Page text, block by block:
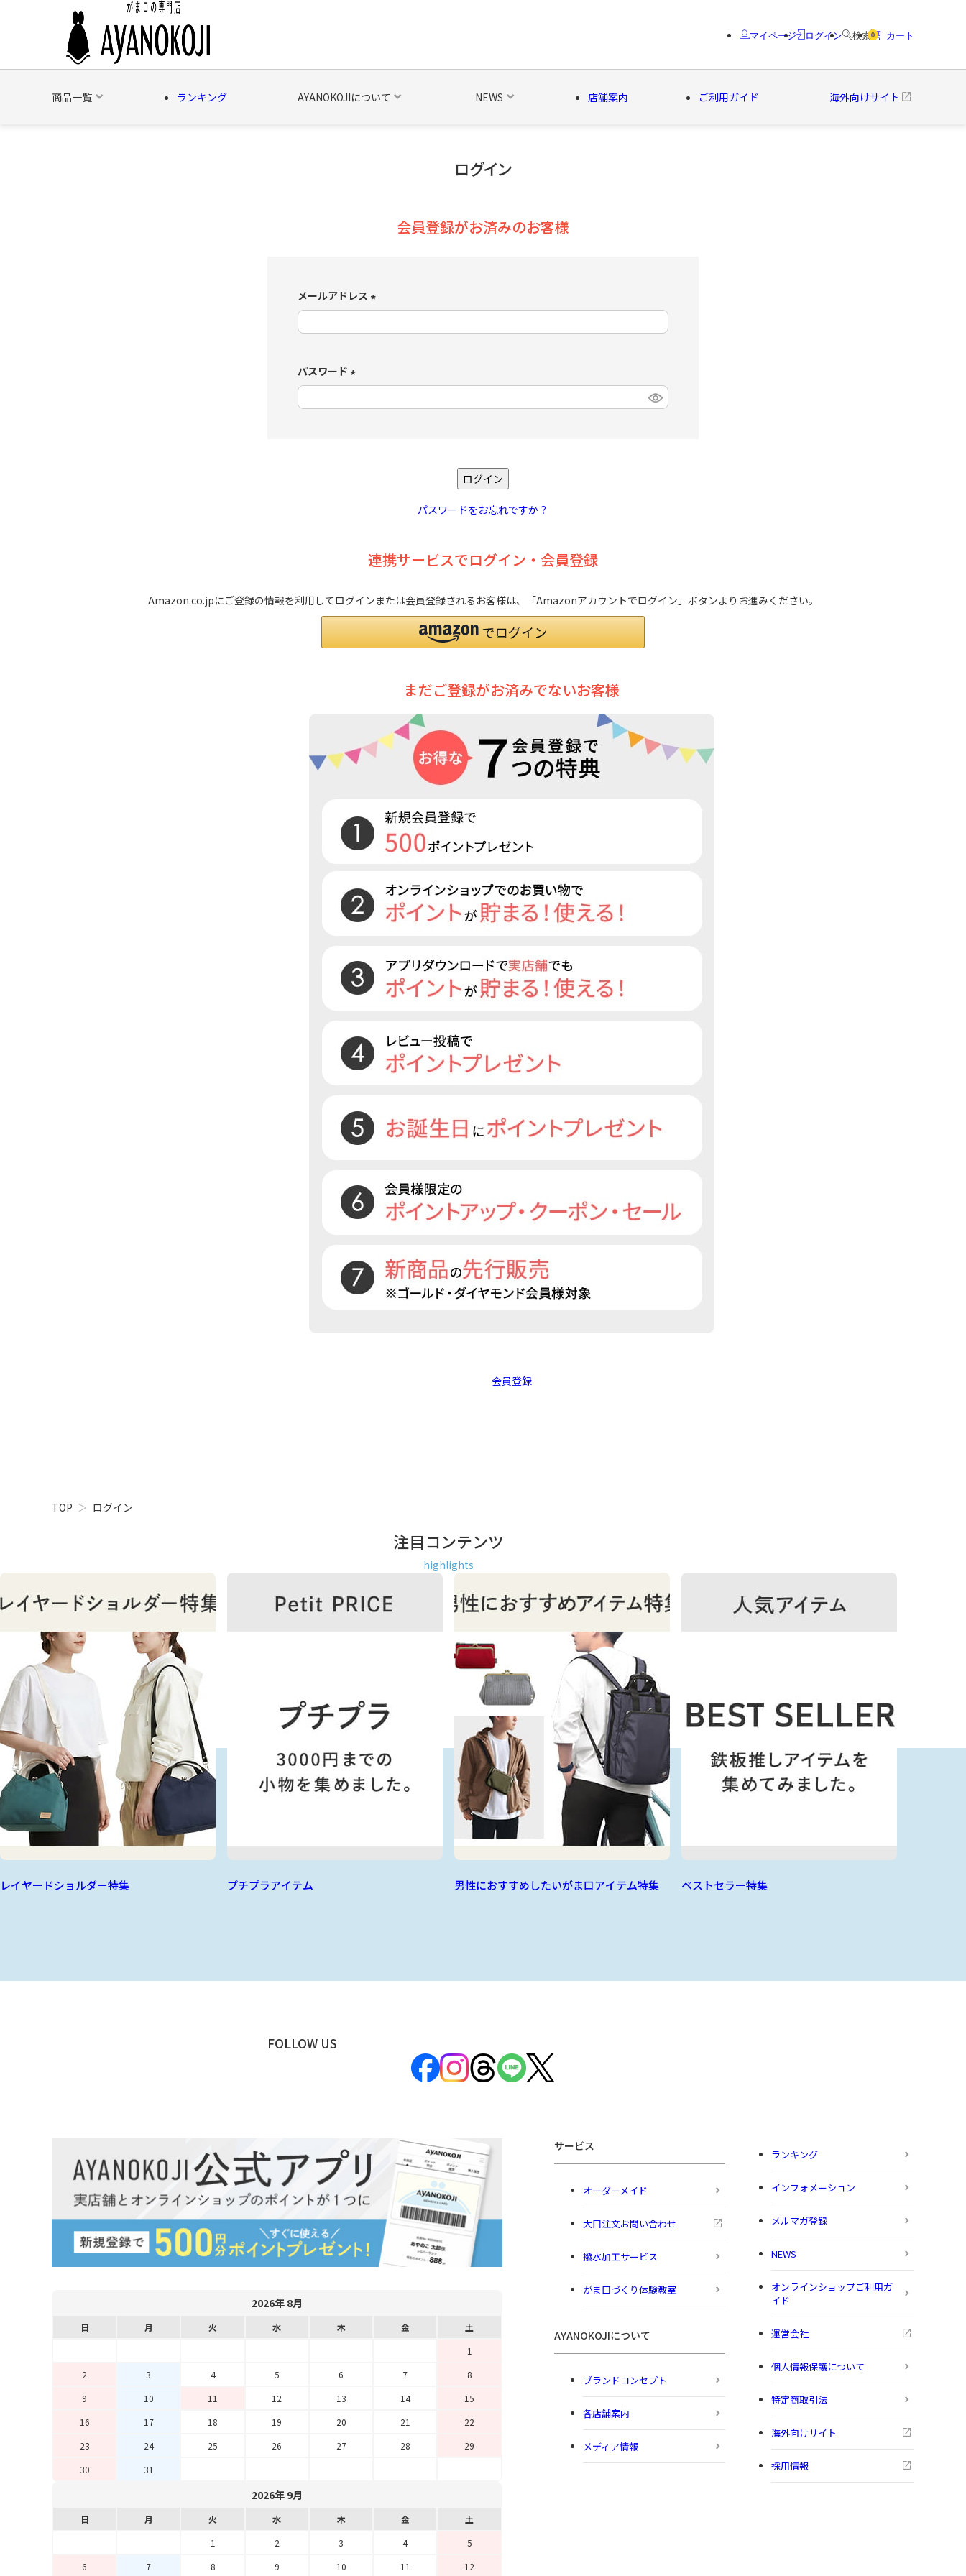
マイページ ログイン 検索 0 カート
商品一覧 ランキング AYANOKOJIについて NEWS 店舗案内 ご利用ガイド 海外向けサイト
ベルト・関連商品 新商品
ログイン
会員登録がお済みのお客様
メールアドレス
必
パスワード
必
ログイン
パスワードをお忘れですか？
連携サービスでログイン・会員登録
Amazon.co.jpにご登録の情報を利用してログインまたは会員登録されるお客様は、「Amazonアカウントでログイン」ボタンよりお進みください。
まだご登録がお済みでないお客様
会員登録
TOP ログイン
注目コンテンツ
highlights
レイヤードショルダー特集 プチプラアイテム 男性におすすめしたいがま口アイテム特集 ベストセラー特集
FOLLOW US
2026年 8月
日 月 火 水 木 金
土
1
2
3 4 5 6 7
8
9
10 11 12 13 14
15
16
17 18 19 20 21
22
23
24 25 26 27 28
29
30
31
2026年 9月
日 月 火 水 木 金
土
1
2 3 4
5
6
7 8 9 10 11 12
サービス
オーダーメイド
大口注文お問い合わせ
撥水加工サービス
がま口づくり体験教室
AYANOKOJIについて
ブランドコンセプト
各店舗案内
メディア情報
ランキング
インフォメーション
メルマガ登録
NEWS
オンラインショップご利用ガ
イド
運営会社
個人情報保護について
特定商取引法
海外向けサイト
採用情報